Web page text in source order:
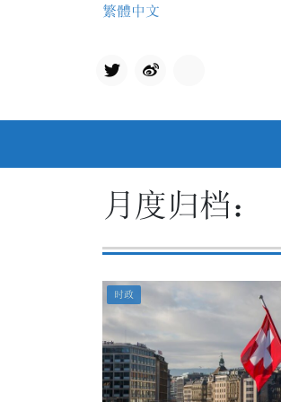
繁體中文
Twit
月度归档：
时政